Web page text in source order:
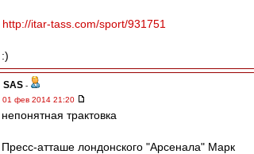
http://itar-tass.com/sport/931751
:)
SAS -
01 фев 2014 21:20
непонятная трактовка
Пресс-атташе лондонского "Арсенала" Марк